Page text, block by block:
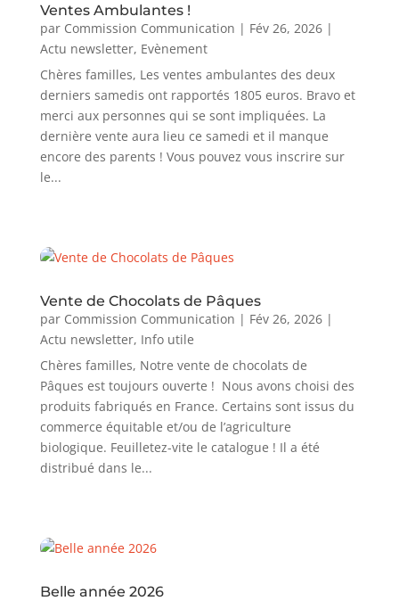
Ventes Ambulantes !
par Commission Communication | Fév 26, 2026|
Actu newsletter, Evènement
Chères familles, Les ventes ambulantes des deux
derniers samedis ont rapportés 1805 euros. Bravo et
merci aux personnes qui se sont impliquées. La
dernière vente aura lieu ce samedi et il manque
encore des parents ! Vous pouvez vous inscrire sur
le...
Vente de Chocolats de Pâques
par Commission Communication | Fév 26, 2026|
Actu newsletter, Info utile
Chères familles, Notre vente de chocolats de
Pâques est toujours ouverte ! Nous avons choisi des
produits fabriqués en France. Certains sont issus du
commerce équitable et/ou de l’agriculture
biologique. Feuilletez-vite le catalogue ! Il a été
distribué dans le...
Belle année 2026